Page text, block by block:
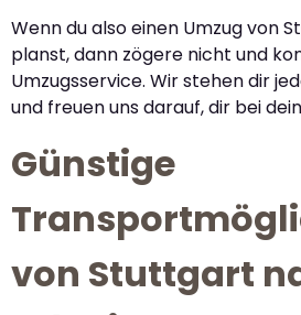
Wenn du also einen Umzug von
planst, dann zögere nicht und
Umzugsservice. Wir stehen dir
und freuen uns darauf, dir bei
Günstige
von Stuttgart